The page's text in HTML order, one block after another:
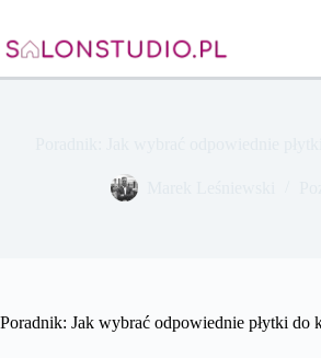
treści
Poradnik: Jak wybrać odpowiednie płytki do